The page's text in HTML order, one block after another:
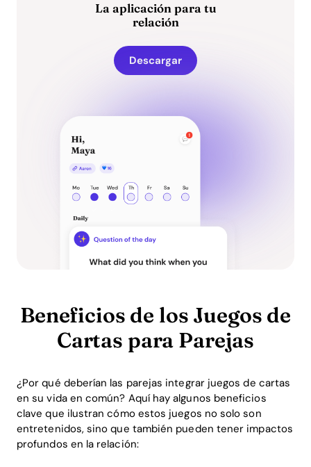
La aplicación para tu
relación
Descargar
Beneficios de los Juegos de
Cartas para Parejas
¿Por qué deberían las parejas integrar juegos de cartas
en su vida en común? Aquí hay algunos beneficios
clave que ilustran cómo estos juegos no solo son
entretenidos, sino que también pueden tener impactos
profundos en la relación: